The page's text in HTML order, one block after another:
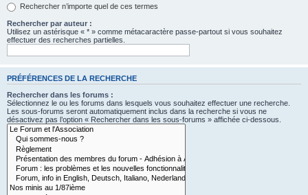
Rechercher n’importe quel de ces termes
Rechercher par auteur :
Utilisez un astérisque « * » comme métacaractère passe-partout si vous souhaitez
effectuer des recherches partielles.
PRÉFÉRENCES DE LA RECHERCHE
Rechercher dans les forums :
Sélectionnez le ou les forums dans lesquels vous souhaitez effectuer une recherche.
Les sous-forums seront automatiquement inclus dans la recherche si vous ne
désactivez pas l’option « Rechercher dans les sous-forums » affichée ci-dessous.